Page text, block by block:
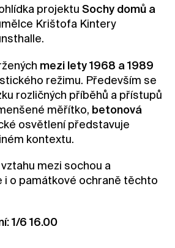
projektu Sochy domů a
Krištofa Kintery
mezi lety 1968 a 1989
režimu. Především se
rozličných příběhů a přístupů
měřítko, betonová
osvětlení představuje
kontextu.
mezi sochou a
i o památkové ochraně těchto
1/6 16.00